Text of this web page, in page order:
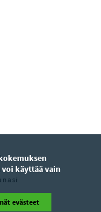
Pratsam
käyttää vain
evästeet